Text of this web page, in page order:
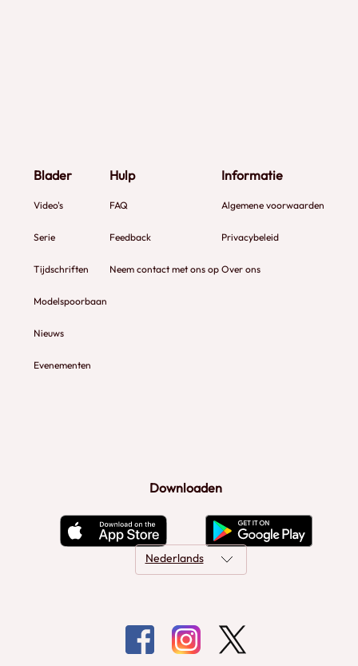
Blader
Video's
Serie
Tijdschriften
Modelspoorbaan
Nieuws
Evenementen
Hulp
FAQ
Feedback
Neem contact met ons op
Informatie
Algemene voorwaarden
Privacybeleid
Over ons
Downloaden
Nederlands